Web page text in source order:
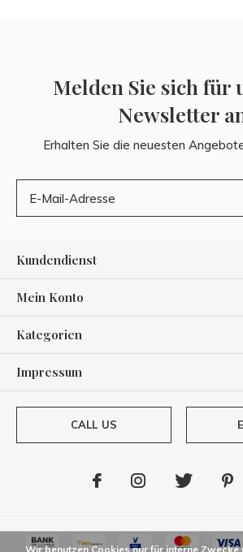
Melden Sie sich für
Newsletter
Erhalten Sie die neuesten
Kundendienst
Mein Konto
Kategorien
Impressum
CALL US
Wir benutzen Cookies nur für interne Zwecke